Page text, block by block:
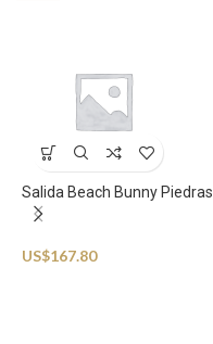
Salida Beach Bunny Piedras
US$167.80